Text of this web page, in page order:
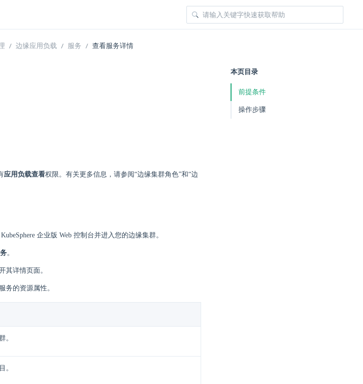
边缘应用负载 服务 查看服务详情
应用负载查看权限。有关更多信息，请参阅“边缘集群角色”和“边
企业版 Web 控制台并进入您的边缘集群。
。
其详情页面。
务的资源属性。
。
。
本页目录
前提条件
操作步骤